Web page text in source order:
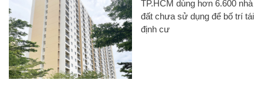
TP.HCM dùng hơn 6.600 nhà
đất chưa sử dụng để bố trí tái
định cư